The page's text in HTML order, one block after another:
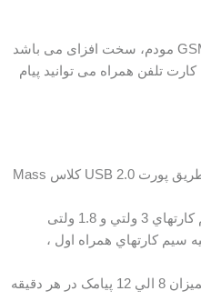
دستگاه ارسال پيام كوتاه يا GSM مودم، سخت افزای می باشد
تلفن همراه می توانید پيام
اتصال به سیستم از طريق پورت USB 2.0 کلاس Mass
پشتيباني از کليه سيم کارتهاي 3 ولتي و 1.8 ولتی
سيم کارتهاي همراه اول ،